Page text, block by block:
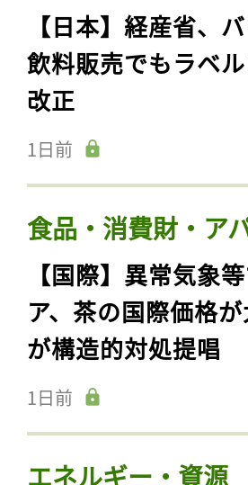
【日本】経産省、
飲料販売でもラベ
改正
1日前
食品・消費財・ア
【国際】異常気象
ア、茶の国際価格
が構造的対処提唱
1日前
エネルギー・資源